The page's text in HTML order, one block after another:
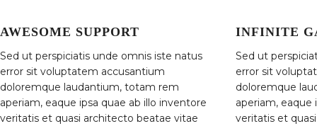
AWESOME SUPPORT
Sed ut perspiciatis unde omnis iste natus
error sit voluptatem accusantium
doloremque laudantium, totam rem
aperiam, eaque ipsa quae ab illo inventore
veritatis et quasi architecto beatae vitae
INFINITE
Sed ut
error sit
doloremque
aperiam, eaque
veritatis et